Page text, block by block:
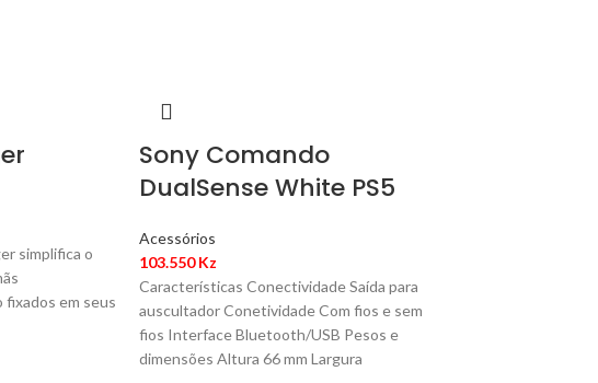
simplifica o
em seus
Sony Comando
DualSense White PS5
Acessórios
103.550Kz
Características Conectividade Saída para
auscultador Conetividade Com fios e sem
fios Interface Bluetooth/USB Pesos e
dimensões Altura 66 mm Largura